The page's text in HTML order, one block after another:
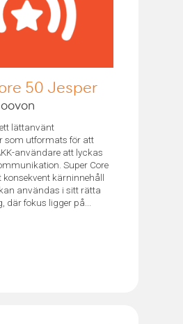
50 Jesper
lättanvänt
som utformats för att
användare att lyckas
Super Core
konsekvent kärninnehåll
användas i sitt rätta
fokus ligger på...